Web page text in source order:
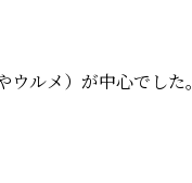
ルメ）が中心でした。